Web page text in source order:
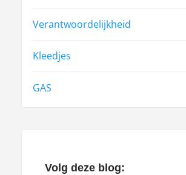
Verantwoordelijkheid
Kleedjes
GAS
Volg deze blog: